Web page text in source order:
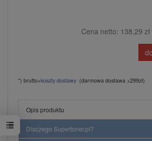
Cena netto: 138,29 zł
*) brutto+koszty dostawy (darmowa dostawa >299zł)
Opis produktu
Dlaczego Supertoner.pl?